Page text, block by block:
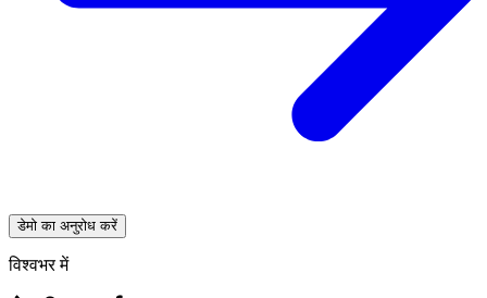
डेमो का अनुरोध करें
विश्वभर में